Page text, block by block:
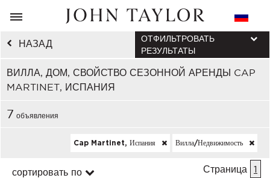
НАЗАД
ВИЛЛА, ДОМ, СВОЙСТВО СЕЗОННОЙ АРЕНДЫ CAP
MARTINET, ИСПАНИЯ
ОТФИЛЬТРОВАТЬ
РЕЗУЛЬТАТЫ
7 объявления
Cap Martinet, Испания Вилла/недвижимость
сортировать по Страница 1